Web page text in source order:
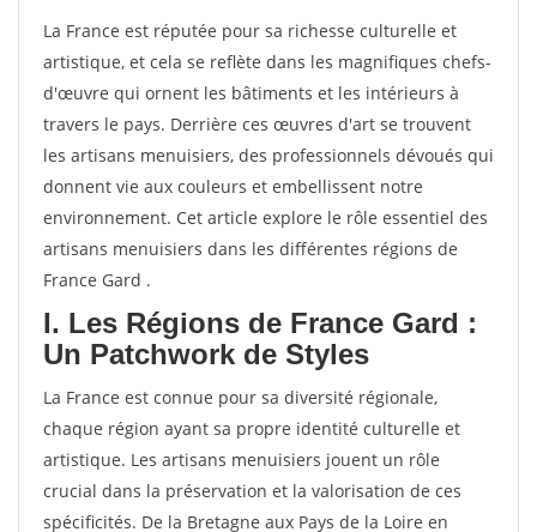
La France est réputée pour sa richesse culturelle et
artistique, et cela se reflète dans les magnifiques chefs-
d'œuvre qui ornent les bâtiments et les intérieurs à
travers le pays. Derrière ces œuvres d'art se trouvent
les artisans menuisiers, des professionnels dévoués qui
donnent vie aux couleurs et embellissent notre
environnement. Cet article explore le rôle essentiel des
artisans menuisiers dans les différentes régions de
France Gard .
I. Les Régions de France Gard :
Un Patchwork de Styles
La France est connue pour sa diversité régionale,
chaque région ayant sa propre identité culturelle et
artistique. Les artisans menuisiers jouent un rôle
crucial dans la préservation et la valorisation de ces
spécificités. De la Bretagne aux Pays de la Loire en